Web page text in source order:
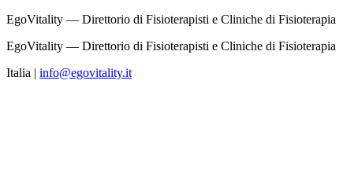
EgoVitality — Direttorio di Fisioterapisti e Cliniche di Fisioterapia
EgoVitality — Direttorio di Fisioterapisti e Cliniche di Fisioterapia
Italia | info@egovitality.it